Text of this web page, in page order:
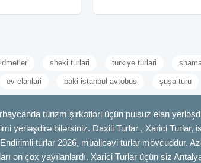
nəqliyyat -
sheki turlari turkiye turlari
ev elanlari baki istanbul avtobus şuşa turu
turizm şirkətləri üçün pulsuz elan
yerləşdirə bilərsiniz. Daxili Turlar , Xarici
turlar 2026, müalicəvi turlar mövcuddur.
ən çox yayılanlardı. Xarici Turlar üçün siz